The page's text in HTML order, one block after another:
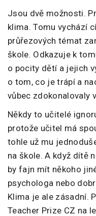
Jsou dvě možnosti.
klima. Tomu vychází
průřezových témat
škole. Odkazuje k
o pocity dětí a jejich
o tom, co je trápí a
vůbec zdokonalovaly
Někdy to učitelé
protože učitel má
tohle už mu
na škole. A když dítě
by fajn mít někoho
psychologa nebo
Klima je ale zásadní.
Teacher Prize CZ na